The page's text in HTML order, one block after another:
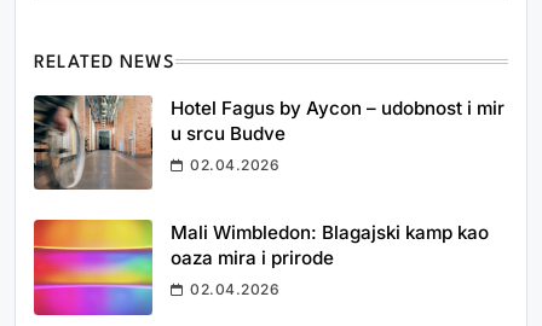
RELATED NEWS
Hotel Fagus by Aycon – udobnost i mir
u srcu Budve
02.04.2026
Mali Wimbledon: Blagajski kamp kao
oaza mira i prirode
02.04.2026